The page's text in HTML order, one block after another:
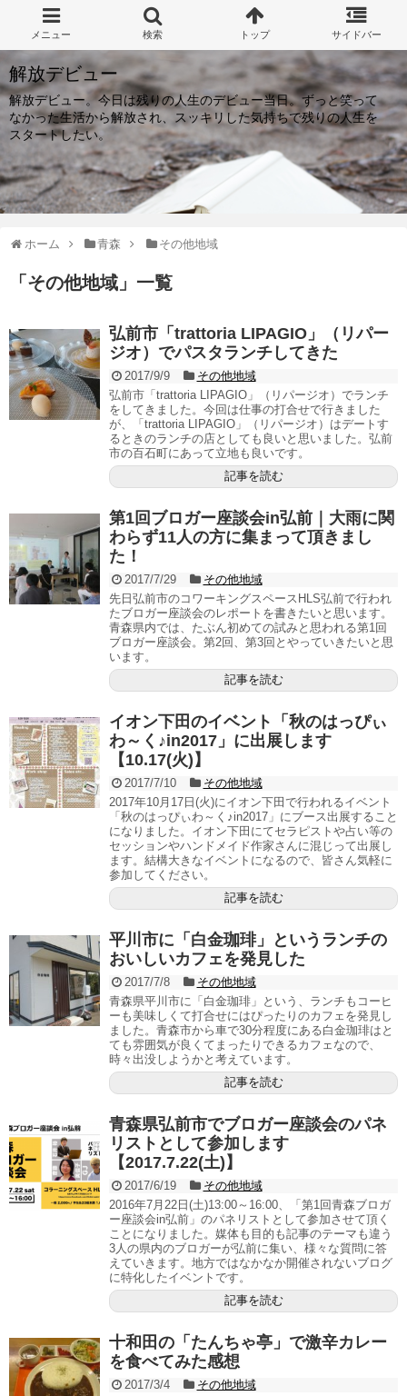
解放デビュー
解放デビュー。今日は残りの人生のデビュー当日。ずっと笑って
なかった生活から解放され、スッキリした気持ちで残りの人生を
スタートしたい。
ホーム 青森 その他地域
「 その他地域 」 一覧
弘前市「trattoria LIPAGIO」（リパー
ジオ）でパスタランチしてきた
2017/9/9
その他地域
弘前市「trattoria LIPAGIO」（リパージオ）でランチ
をしてきました。今回は仕事の打合せで行きました
が、「trattoria LIPAGIO」（リパージオ）はデートす
るときのランチの店としても良いと思いました。弘前
市の百石町にあって立地も良いです。
記事を読む
第1回ブロガー座談会in弘前｜大雨に関
わらず11人の方に集まって頂きまし
た！
2017/7/29
その他地域
先日弘前市のコワーキングスペースHLS弘前で行われ
たブロガー座談会のレポートを書きたいと思います。
青森県内では、たぶん初めての試みと思われる第1回
ブロガー座談会。第2回、第3回とやっていきたいと思
います。
記事を読む
イオン下田のイベント「秋のはっぴぃ
わ～く♪in2017」に出展します
【10.17(火)】
2017/7/10
その他地域
2017年10月17日(火)にイオン下田で行われるイベント
「秋のはっぴぃわ～く♪in2017」にブース出展すること
になりました。イオン下田にてセラピストや占い等の
セッションやハンドメイド作家さんに混じって出展し
ます。結構大きなイベントになるので、皆さん気軽に
参加してください。
記事を読む
平川市に「白金珈琲」というランチの
おいしいカフェを発見した
2017/7/8
その他地域
青森県平川市に「白金珈琲」という、ランチもコーヒ
ーも美味しくて打合せにはぴったりのカフェを発見し
ました。青森市から車で30分程度にある白金珈琲はと
ても雰囲気が良くてまったりできるカフェなので、
時々出没しようかと考えています。
記事を読む
青森県弘前市でブロガー座談会のパネ
リストとして参加します
【2017.7.22(土)】
2017/6/19
その他地域
2016年7月22日(土)13:00～16:00、「第1回青森ブロガ
ー座談会in弘前」のパネリストとして参加させて頂く
ことになりました。媒体も目的も記事のテーマも違う
3人の県内のブロガーが弘前に集い、様々な質問に答
えていきます。地方ではなかなか開催されないブログ
に特化したイベントです。
記事を読む
十和田の「たんちゃ亭」で激辛カレー
を食べてみた感想
2017/3/4
その他地域